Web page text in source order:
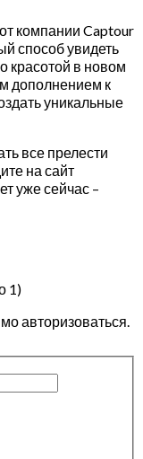
компании Captour
способ увидеть
красотой в новом
дополнением к
уникальные
все прелести
на сайт
уже сейчас –
1)
авторизоваться.